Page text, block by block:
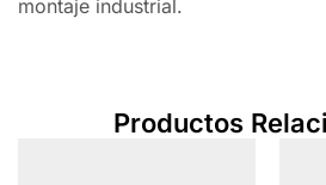
montaje industrial.
Productos